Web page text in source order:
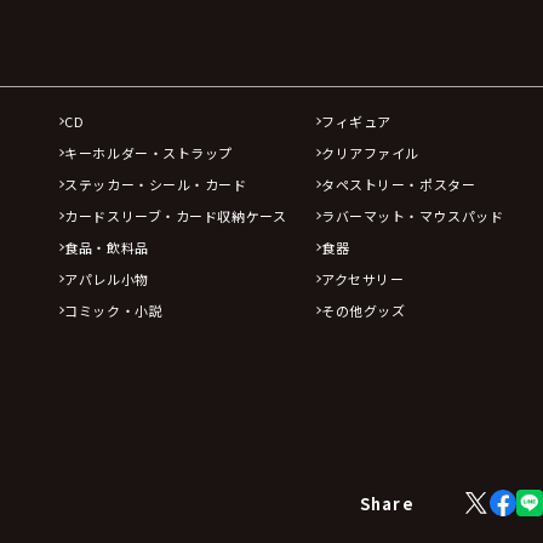
CD
フィギュア
キーホルダー・ストラップ
クリアファイル
ステッカー・シール・カード
タペストリー・ポスター
カードスリーブ・カード収納ケース
ラバーマット・マウスパッド
食品・飲料品
食器
アパレル小物
アクセサリー
コミック・小説
その他グッズ
Share
X
(Twitter)